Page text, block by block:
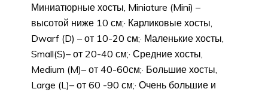
Миниатюрные хосты, Miniature (Mini) –
высотой ниже 10 см;· Карликовые хосты,
Dwarf (D) – от 10-20 см;· Маленькие хосты,
Small(S)– от 20-40 см;· Средние хосты,
Medium (M)– от 40-60см;· Большие хосты,
Large (L)– от 60 -90 см;· Очень большие и